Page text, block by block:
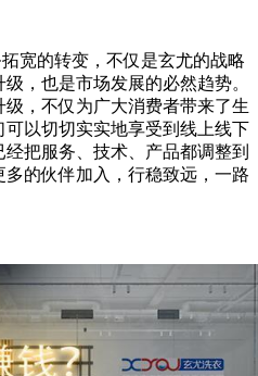
的转变，不仅是玄尤的战略
，也是市场发展的必然趋势。
，不仅为广大消费者带来了生
以切切实实地享受到线上线下
把服务、技术、产品都调整到
的伙伴加入，行稳致远，一路